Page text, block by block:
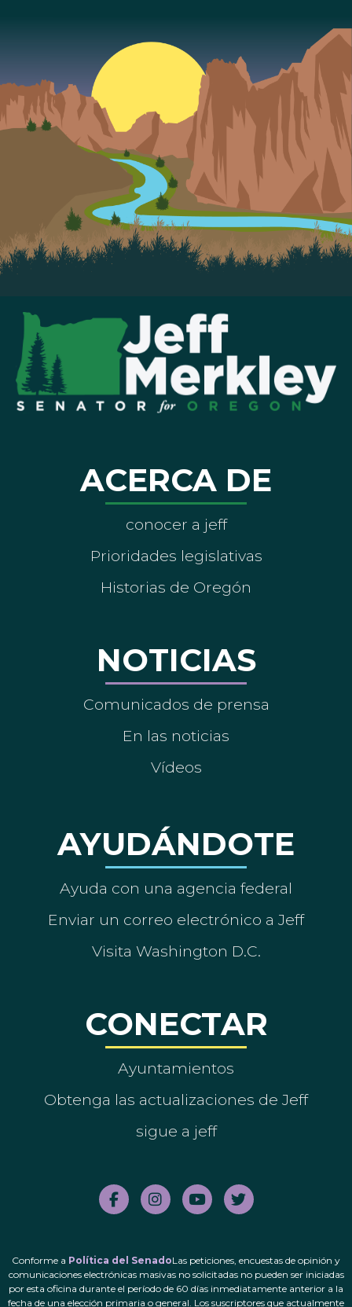
ACERCA DE
conocer a jeff
Prioridades legislativas
Historias de Oregón
NOTICIAS
Comunicados de prensa
En las noticias
Vídeos
AYUDÁNDOTE
Ayuda con una agencia federal
Enviar un correo electrónico a Jeff
Visita Washington D.C.
CONECTAR
Ayuntamientos
Obtenga las actualizaciones de Jeff
sigue a jeff
Conforme a Política del SenadoLas peticiones, encuestas de opinión y
comunicaciones electrónicas masivas no solicitadas no pueden ser iniciadas
por esta oficina durante el período de 60 días inmediatamente anterior a la
fecha de una elección primaria o general. Los suscriptores que actualmente